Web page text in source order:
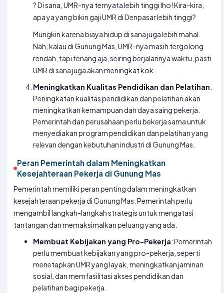
? Di sana, UMR-nya ternyata lebih tinggi lho! Kira-kira,
apa ya yang bikin gaji UMR di Denpasar lebih tinggi?
Mungkin karena biaya hidup di sana juga lebih mahal.
Nah, kalau di Gunung Mas, UMR-nya masih tergolong
rendah, tapi tenang aja, seiring berjalannya waktu, pasti
UMR di sana juga akan meningkat kok.
Meningkatkan Kualitas Pendidikan dan Pelatihan:
Peningkatan kualitas pendidikan dan pelatihan akan
meningkatkan kemampuan dan daya saing pekerja.
Pemerintah dan perusahaan perlu bekerja sama untuk
menyediakan program pendidikan dan pelatihan yang
relevan dengan kebutuhan industri di Gunung Mas.
Peran Pemerintah dalam Meningkatkan
Kesejahteraan Pekerja di Gunung Mas
Pemerintah memiliki peran penting dalam meningkatkan
kesejahteraan pekerja di Gunung Mas. Pemerintah perlu
mengambil langkah-langkah strategis untuk mengatasi
tantangan dan memaksimalkan peluang yang ada.
Membuat Kebijakan yang Pro-Pekerja: Pemerintah
perlu membuat kebijakan yang pro-pekerja, seperti
menetapkan UMR yang layak, meningkatkan jaminan
sosial, dan memfasilitasi akses pendidikan dan
pelatihan bagi pekerja.